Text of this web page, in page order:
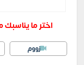
اختر ما
زووم